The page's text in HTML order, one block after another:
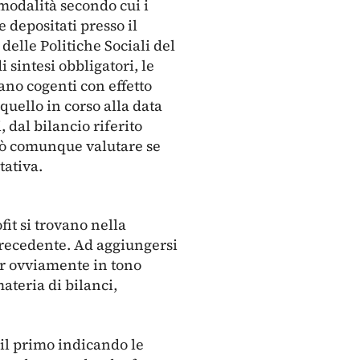
secondo cui i
depositati presso il
Politiche Sociali del
sintesi obbligatori, le
cogenti con effetto
in corso alla data
dal bilancio riferito
comunque valutare se
si trovano nella
Ad aggiungersi
ovviamente in tono
di bilanci,
primo indicando le